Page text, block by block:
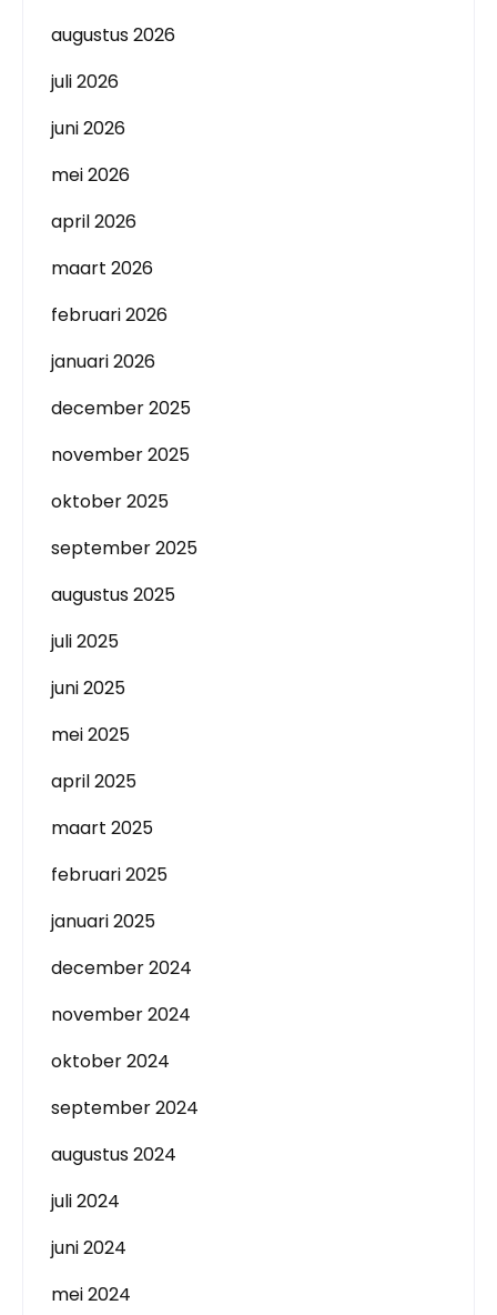
augustus 2026
juli 2026
juni 2026
mei 2026
april 2026
maart 2026
februari 2026
januari 2026
december 2025
november 2025
oktober 2025
september 2025
augustus 2025
juli 2025
juni 2025
mei 2025
april 2025
maart 2025
februari 2025
januari 2025
december 2024
november 2024
oktober 2024
september 2024
augustus 2024
juli 2024
juni 2024
mei 2024